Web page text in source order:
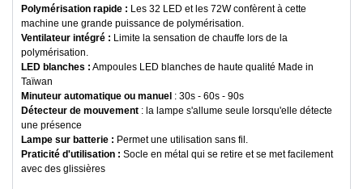
Polymérisation rapide : Les 32 LED et les 72W confèrent à cette
machine une grande puissance de polymérisation.
Ventilateur intégré : Limite la sensation de chauffe lors de la
polymérisation.
LED blanches : Ampoules LED blanches de haute qualité Made in
Taïwan
Minuteur automatique ou manuel : 30s - 60s - 90s
Détecteur de mouvement : la lampe s'allume seule lorsqu'elle détecte
une présence
Lampe sur batterie : Permet une utilisation sans fil.
Praticité d'utilisation : Socle en métal qui se retire et se met facilement
avec des glissières